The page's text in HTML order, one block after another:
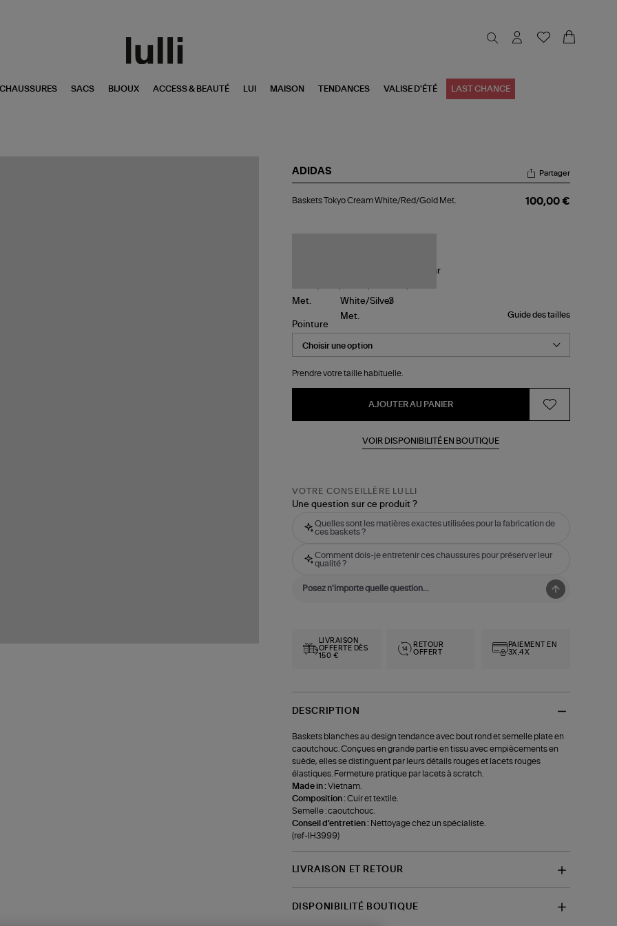
CHAUSSURES SACS BIJOUX ACCESS & BEAUTÉ LUI MAISON TENDANCES VALISE D'ÉTÉ LAST CHANCE
ADIDAS
Tokyo
Partager
Baskets Tokyo Cream White/Red/Gold Met. 100,00 €
Guide des tailles
Pointure
Prendre votre taille habituelle.
AJOUTER AU PANIER
VOIR DISPONIBILITÉ EN BOUTIQUE
VOTRE CONSEILLÈRE LULLI
Une question sur ce produit ?
Quelles sont les matières exactes utilisées pour la fabrication de
ces baskets ?
Comment dois-je entretenir ces chaussures pour préserver leur
qualité ?
LIVRAISON
OFFERTE DÈS
150 €
RETOUR
OFFERT
PAIEMENT EN
3X,4X
DESCRIPTION
Baskets blanches au design tendance avec bout rond et semelle plate en
caoutchouc. Conçues en grande partie en tissu avec empiècements en
suède, elles se distinguent par leurs détails rouges et lacets rouges
élastiques. Fermeture pratique par lacets à scratch.
Made in :Vietnam.
Composition :Cuir et textile.
Semelle : caoutchouc.
Conseil d'entretien : Nettoyage chez un spécialiste.
(ref-IH3999)
LIVRAISON ET RETOUR
DISPONIBILITÉ BOUTIQUE